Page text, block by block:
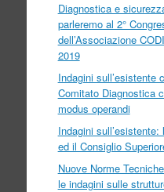
Diagnostica e
parleremo al 2°
dell’Associazione
2019
Indagini sull’esistente
Comitato Diagnostica
modus operandi
Indagini
ed il Consiglio
Nuove Norme
le indagini sulle